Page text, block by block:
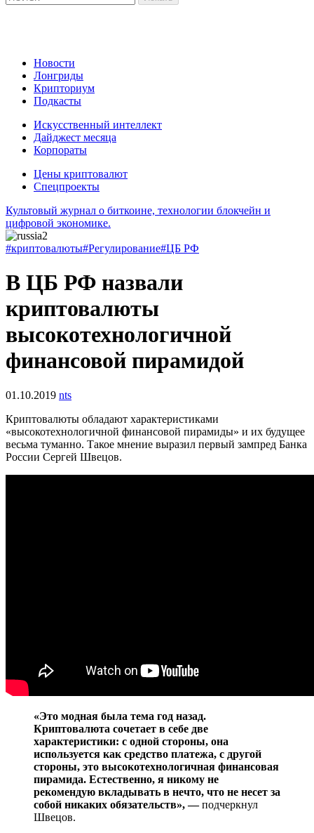
Новости
Лонгриды
Крипториум
Подкасты
Искусственный интеллект
Дайджест месяца
Корпораты
Цены криптовалют
Спецпроекты
Культовый журнал о биткоине, технологии блокчейн и
цифровой экономике.
#криптовалюты#Регулирование#ЦБ РФ
В ЦБ РФ назвали
криптовалюты
высокотехнологичной
финансовой пирамидой
01.10.2019 nts
Криптовалюты обладают характеристиками
«высокотехнологичной финансовой пирамиды» и их будущее
весьма туманно. Такое мнение выразил первый зампред Банка
России Сергей Швецов.
«Это модная была тема год назад.
Криптовалюта сочетает в себе две
характеристики: с одной стороны, она
используется как средство платежа, с другой
стороны, это высокотехнологичная финансовая
пирамида. Естественно, я никому не
рекомендую вкладывать в нечто, что не несет за
собой никаких обязательств», —подчеркнул
Швецов.